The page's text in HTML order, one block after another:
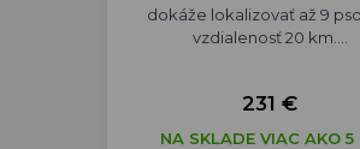
dokáže lokalizovať až 9
vzdialenosť 20 km.…
231 €
NA SKLADE VIAC AKO 5